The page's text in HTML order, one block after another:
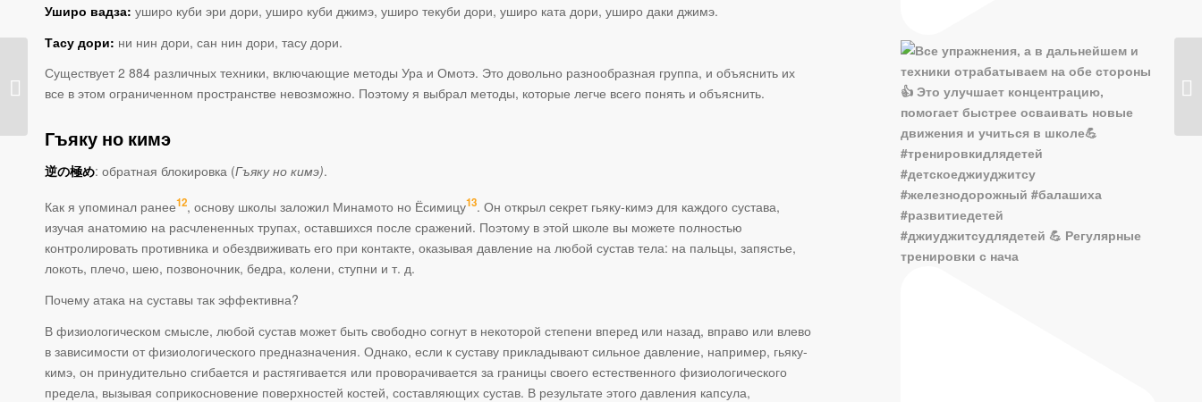
Уширо вадза: уширо куби эри дори, уширо куби джимэ, уширо текуби дори, уширо ката дори, уширо даки джимэ.
Тасу дори: ни нин дори, сан нин дори, тасу дори.
Существует 2 884 различных техники, включающие методы Ура и Омотэ. Это довольно разнообразная группа, и объяснить их
все в этом ограниченном пространстве невозможно. Поэтому я выбрал методы, которые легче всего понять и объяснить.
Гъяку но кимэ
逆の極め: обратная блокировка (Гъяку но кимэ).
Как я упоминал ранее12, основу школы заложил Минамото но Ёсимицу13. Он открыл секрет гьяку-кимэ для каждого сустава,
изучая анатомию на расчлененных трупах, оставшихся после сражений. Поэтому в этой школе вы можете полностью
контролировать противника и обездвиживать его при контакте, оказывая давление на любой сустав тела: на пальцы, запястье,
локоть, плечо, шею, позвоночник, бедра, колени, ступни и т. д.
Почему атака на суставы так эффективна?
В физиологическом смысле, любой сустав может быть свободно согнут в некоторой степени вперед или назад, вправо или влево
в зависимости от физиологического предназначения. Однако, если к суставу прикладывают сильное давление, например, гьяку-
кимэ, он принудительно сгибается и растягивается или проворачивается за границы своего естественного физиологического
предела, вызывая соприкосновение поверхностей костей, составляющих сустав. В результате этого давления капсула,
#джиуджитсудлядетей 💪 Регулярные
тренировки с нача
Хакко Деншин-рю
дзю-дзюцу. Боль